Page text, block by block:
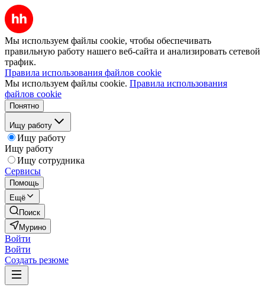
Мы используем файлы cookie, чтобы обеспечивать
правильную работу нашего веб-сайта и анализировать сетевой
трафик.
Правила использования файлов cookie
Мы используем файлы cookie. Правила использования
файлов cookie
Понятно
Ищу работу
Ищу работу
Ищу работу
Ищу сотрудника
Сервисы
Помощь
Ещё
Поиск
Мурино
Войти
Войти
Создать резюме